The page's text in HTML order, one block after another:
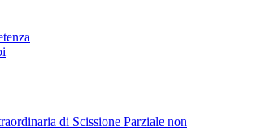
di Scissione Parziale non